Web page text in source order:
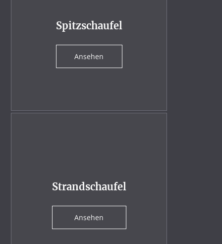
Spitzschaufel
Ansehen
Strandschaufel
Ansehen